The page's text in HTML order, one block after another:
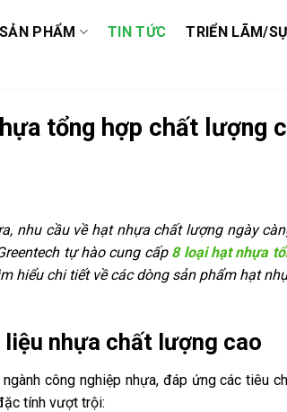
SẢN PHẨM TIN TỨC TRIỂN LÃM/
tổng hợp chất lượng
nhu cầu về hạt nhựa chất lượng ngày
tự hào cung cấp8 loại hạt nhựa
hiểu chi tiết về các dòng sản phẩm hạt
nhựa chất lượng cao
công nghiệp nhựa, đáp ứng các tiêu
tính vượt trội: